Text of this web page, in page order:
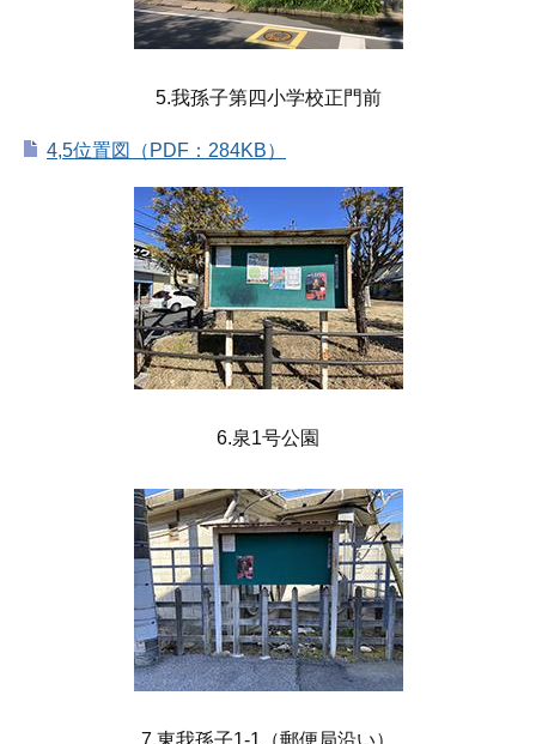
5.我孫子第四小学校正門前
4,5位置図（PDF：284KB）
6.泉1号公園
7.東我孫子1-1（郵便局沿い）